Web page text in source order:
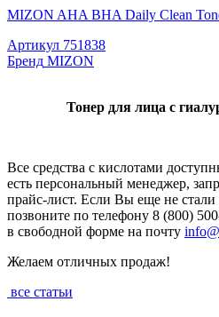
MIZON AHA BHA Daily Clean
Артикул 751838
Бренд MIZON
Тонер для лица с
Все средства с кислотами
есть персональный менеджер,
прайс-лист. Если Вы еще не
позвоните по телефону 8 (800)
в свободной форме на почту
Желаем отличных продаж!
все статьи